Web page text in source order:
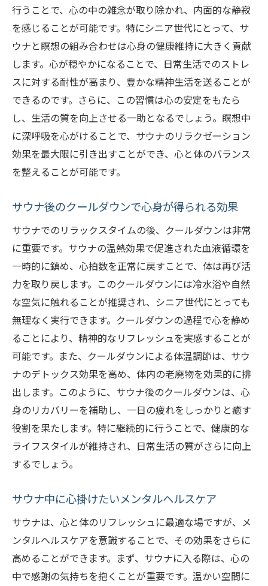
行うことで、心の中の雑念が取り除かれ、内面的な静寂
を感じることが可能です。特にシニア世代にとって、サ
ウナと瞑想の組み合わせは心身の健康維持に大きく貢献
します。心が穏やかになることで、日常生活でのストレ
スに対する耐性が高まり、豊かな精神生活を送ることが
できるのです。さらに、この習慣は心の安定をもたら
し、生活の質を向上させる一助となるでしょう。瞑想中
に深呼吸を心がけることで、サウナのリラクゼーション
効果を最大限に引き出すことができ、心と体のバランス
を整えることが可能です。
サウナ後のクールダウンで心身が得られる効果
サウナでのリラックスタイムの後、クールダウンは非常
に重要です。サウナの温熱効果で促進された血液循環を
一時的に鎮め、心拍数を正常に戻すことで、体は再び活
力を取り戻します。このクールダウンには冷水浴や自然
な空気に触れることが推奨され、シニア世代にとっても
無理なく実行できます。クールダウンの過程で心を静め
ることにより、精神的なリフレッシュを実感することが
可能です。また、クールダウンによる体温調節は、サウ
ナのデトックス効果を高め、体内の老廃物を効果的に排
出します。このように、サウナ後のクールダウンは、心
身のリカバリーを補助し、一日の疲れをしっかりと癒す
役割を果たします。特に継続的に行うことで、健康的な
ライフスタイルが維持され、日常生活の質がさらに向上
するでしょう。
サウナ中に心掛けたいメンタルヘルスケア
サウナは、心と体のリフレッシュに最適な場ですが、メ
ンタルヘルスケアを意識することで、その効果をさらに
高めることができます。まず、サウナに入る際は、心の
中で感謝の気持ちを抱くことが重要です。温かい空間に